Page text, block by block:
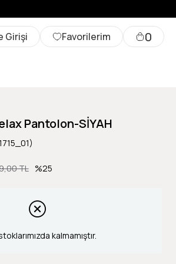
Girişi Favorilerim 0
Pantolon-SİYAH
TL 25
kalmamıştır.